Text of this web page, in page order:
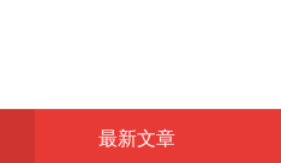
最新文章